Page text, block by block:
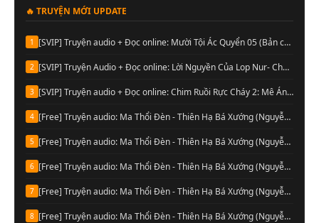
🔥 TRUYỆN MỚI UPDATE
1 [SVIP] Truyện audio + Đọc online: Mười Tội Ác Quyển 05 (Bản chính thức) - Tri Thù (Chương 15)
2 [SVIP] Truyện Audio + Đọc online: Lời Nguyền Của Lop Nur- Chu Đức Đông (Update tập 16 Audio)
3 [SVIP] Truyện audio + Đọc online: Chim Ruồi Rực Cháy 2: Mê Án 1985 - Tần Minh (Audio Tập 11)
4 [Free] Truyện audio: Ma Thổi Đèn - Thiên Hạ Bá Xướng (Nguyễn Thành đọc-Quyển 08)
5 [Free] Truyện audio: Ma Thổi Đèn - Thiên Hạ Bá Xướng (Nguyễn Thành đọc-Quyển 07)
6 [Free] Truyện audio: Ma Thổi Đèn - Thiên Hạ Bá Xướng (Nguyễn Thành đọc-Quyển 06)
7 [Free] Truyện audio: Ma Thổi Đèn - Thiên Hạ Bá Xướng (Nguyễn Thành đọc-Quyển 05)
8 [Free] Truyện audio: Ma Thổi Đèn - Thiên Hạ Bá Xướng (Nguyễn Thành đọc-Quyển 04)